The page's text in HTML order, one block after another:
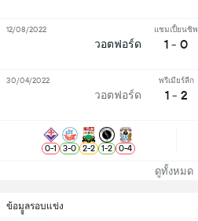
ข้อมููลรอบแข่ง
วอตฟอร์ด
แชมเปี้ยนชิพ
1 - 0
12/08/2022
วอตฟอร์ด
พรีเมียร์ลีก
1 - 2
30/04/2022
0-1 3-0 2-2 1-2 0-4
ดูทั้งหมด